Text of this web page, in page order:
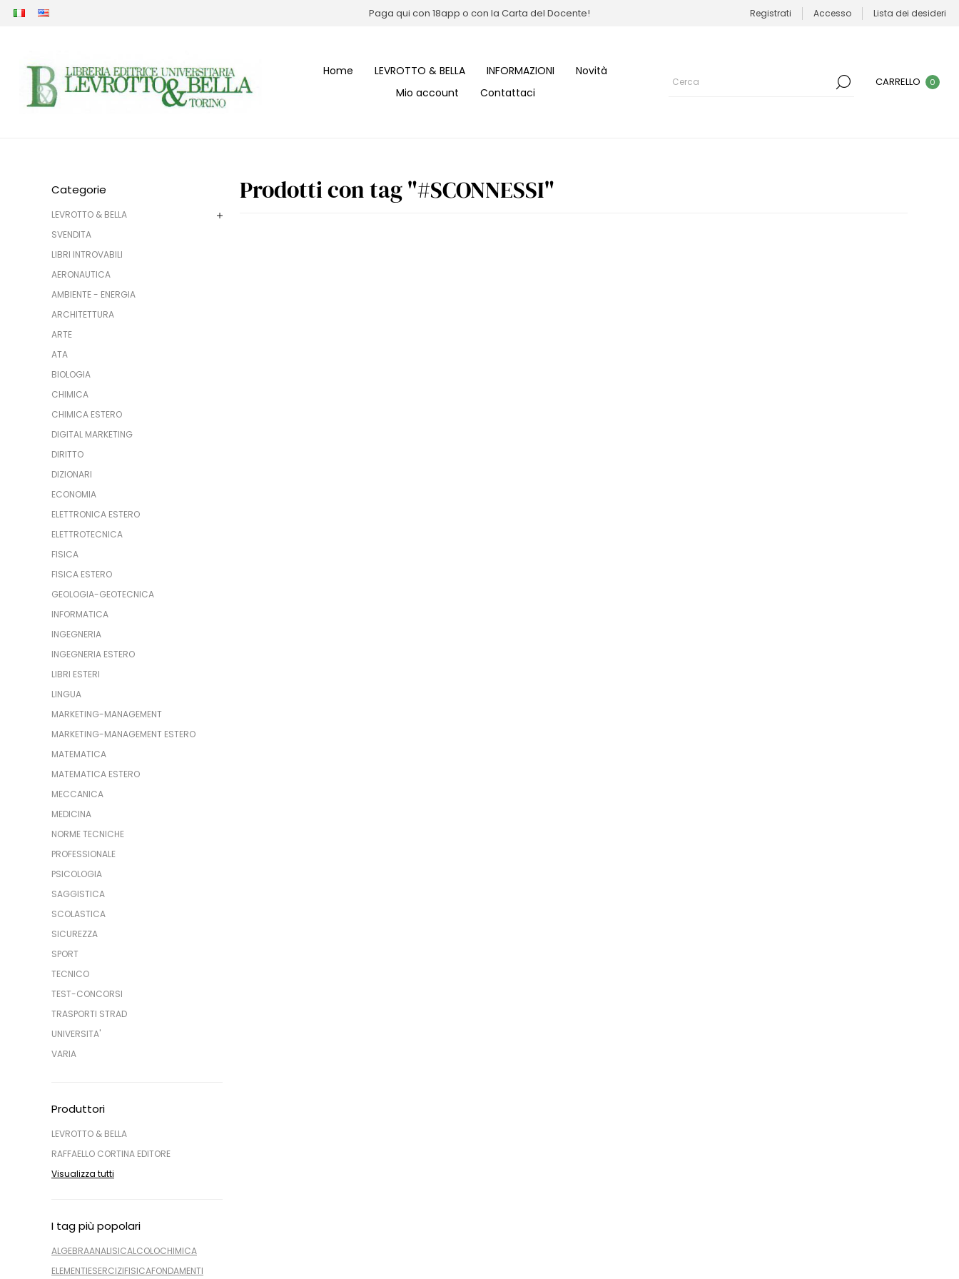
Paga qui con 18app o con la Carta del Docente! Registrati Accesso Lista dei desideri
Home LEVROTTO & BELLA INFORMAZIONI
Novità
Mio account
Contattaci
CARRELLO 0
Categorie
LEVROTTO & BELLA
SVENDITA
LIBRI INTROVABILI
AERONAUTICA
AMBIENTE - ENERGIA
ARCHITETTURA
ARTE
ATA
BIOLOGIA
CHIMICA
CHIMICA ESTERO
DIGITAL MARKETING
DIRITTO
DIZIONARI
ECONOMIA
ELETTRONICA ESTERO
ELETTROTECNICA
FISICA
FISICA ESTERO
GEOLOGIA-GEOTECNICA
INFORMATICA
INGEGNERIA
INGEGNERIA ESTERO
LIBRI ESTERI
LINGUA
MARKETING-MANAGEMENT
MARKETING-MANAGEMENT ESTERO
MATEMATICA
MATEMATICA ESTERO
MECCANICA
MEDICINA
NORME TECNICHE
PROFESSIONALE
PSICOLOGIA
SAGGISTICA
SCOLASTICA
SICUREZZA
SPORT
TECNICO
TEST-CONCORSI
TRASPORTI STRAD
UNIVERSITA'
VARIA
Produttori
LEVROTTO & BELLA
RAFFAELLO CORTINA EDITORE
Visualizza tutti
I tag più popolari
ALGEBRAANALISICALCOLOCHIMICA
ELEMENTIESERCIZIFISICAFONDAMENTI
Prodotti con tag "#SCONNESSI"